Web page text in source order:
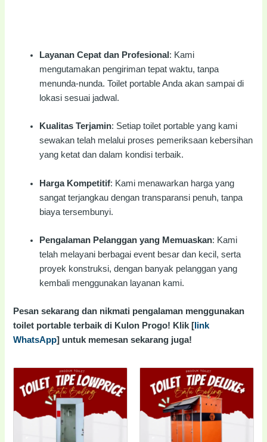
Layanan Cepat dan Profesional : Kami
mengutamakan pengiriman tepat waktu, tanpa
menunda-nunda. Toilet portable Anda akan sampai di
lokasi sesuai jadwal.
Kualitas Terjamin: Setiap toilet portable yang kami
sewakan telah melalui proses pemeriksaan kebersihan
yang ketat dan dalam kondisi terbaik.
Harga Kompetitif: Kami menawarkan harga yang
sangat terjangkau dengan transparansi penuh, tanpa
biaya tersembunyi.
Pengalaman Pelanggan yang Memuaskan: Kami
telah melayani berbagai event besar dan kecil, serta
proyek konstruksi, dengan banyak pelanggan yang
kembali menggunakan layanan kami.
Pesan sekarang dan nikmati pengalaman menggunakan
toilet portable terbaik di Kulon Progo! Klik [ link
WhatsApp] untuk memesan sekarang juga!